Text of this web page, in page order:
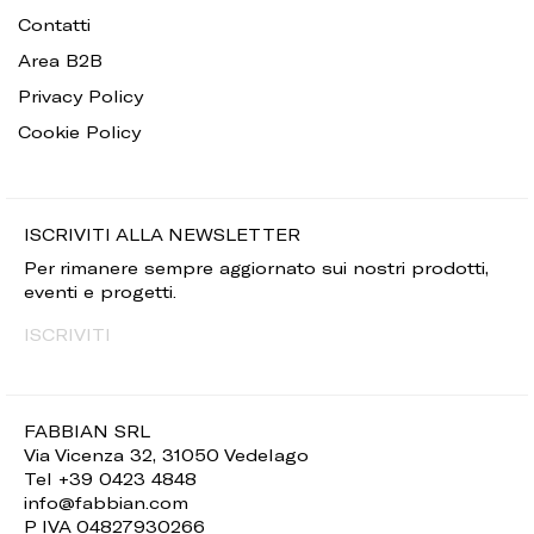
FABBIAN SRL
Via Vicenza 32, 31050 Vedelago
Tel +39 0423 4848
info@fabbian.com
P IVA 04827930266
Contatti
Area B2B
Privacy Policy
Cookie Policy
ISCRIVITI ALLA NEWSLETTER
Per rimanere sempre aggiornato sui nostri prodotti,
eventi e progetti.
ISCRIVITI